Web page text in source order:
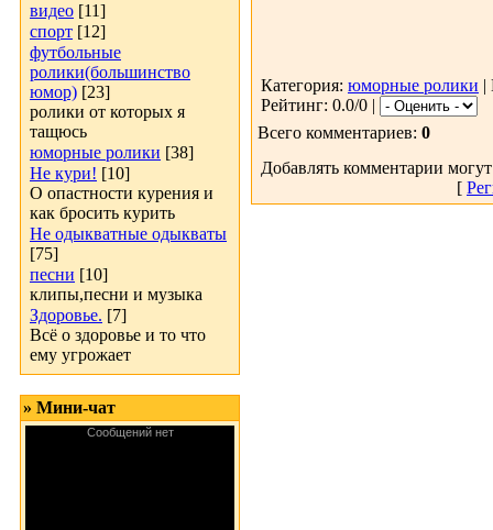
видео [11]
спорт [12]
футбольные
ролики(большинство
юмор) [23]
ролики от которых я
тащюсь
юморные ролики [38]
Не кури! [10]
О опастности курения и
как бросить курить
Не одыкватные одыкваты
[75]
песни [10]
клипы,песни и музыка
Здоровье. [7]
Всё о здоровье и то что
ему угрожает
» Мини-чат
Категория: юморные ролики |
Рейтинг: 0.0/0 |
Всего комментариев: 0
Добавлять комментарии
[